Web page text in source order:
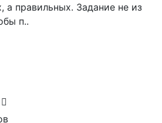
а правильных. Задание не из
п..